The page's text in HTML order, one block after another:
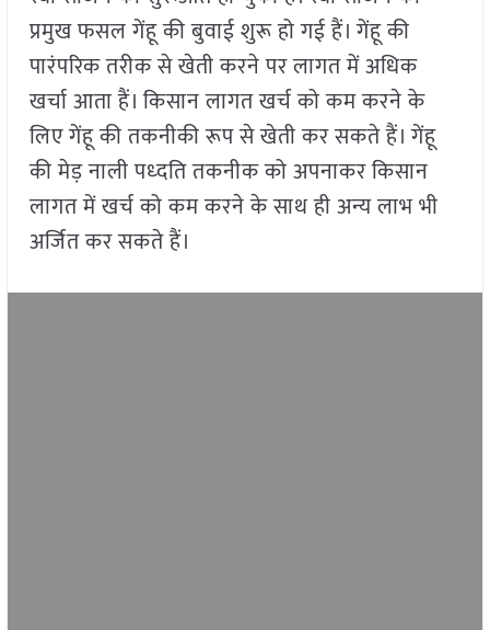
प्रमुख फसल गेंहू की बुवाई शुरू हो गई हैं। गेंहू की
पारंपरिक तरीक से खेती करने पर लागत में अधिक
खर्चा आता हैं। किसान लागत खर्च को कम करने के
लिए गेंहू की तकनीकी रूप से खेती कर सकते हैं। गेंहू
की मेड़ नाली पध्दति तकनीक को अपनाकर किसान
लागत में खर्च को कम करने के साथ ही अन्य लाभ भी
अर्जित कर सकते हैं।